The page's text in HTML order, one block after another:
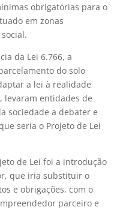
obrigatórias para o
em zonas
da Lei 6.766, a
do solo
a lei à realidade
levaram entidades de
sociedade a debater e
seria o Projeto de Lei
de Lei foi a introdução
que iria substituir o
e obrigações, com o
parceiro e